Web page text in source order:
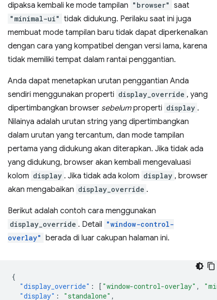
dipaksa kembali ke mode tampilan "browser" saat
"minimal-ui" tidak didukung. Perilaku saat ini juga
membuat mode tampilan baru tidak dapat diperkenalkan
dengan cara yang kompatibel dengan versi lama, karena
tidak memiliki tempat dalam rantai penggantian.
Anda dapat menetapkan urutan penggantian Anda
sendiri menggunakan properti display_override , yang
dipertimbangkan browser sebelumproperti display .
Nilainya adalah urutan string yang dipertimbangkan
dalam urutan yang tercantum, dan mode tampilan
pertama yang didukung akan diterapkan. Jika tidak ada
yang didukung, browser akan kembali mengevaluasi
kolom display . Jika tidak ada kolom display , browser
akan mengabaikan display_override .
Berikut adalah contoh cara menggunakan
display_override . Detail "window-control-
overlay" berada di luar cakupan halaman ini.
{
"display_override" : [ "window-control-overlay" ,
"display" : "standalone" ,